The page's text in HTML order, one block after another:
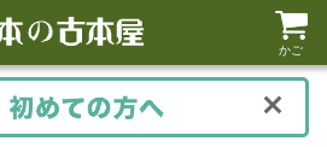
かご